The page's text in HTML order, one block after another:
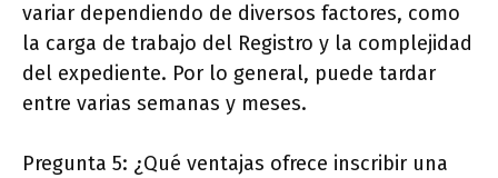
variar dependiendo de diversos factores, como
la carga de trabajo del Registro y la complejidad
del expediente. Por lo general, puede tardar
entre varias semanas y meses.
Pregunta 5: ¿Qué ventajas ofrece inscribir una